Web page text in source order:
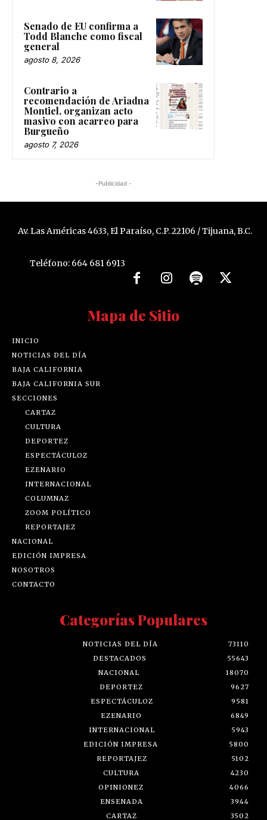
Senado de EU confirma a
Todd Blanche como fiscal
general
agosto 8, 2026
Contrario a
recomendación de Ariadna
Montiel, organizan acto
masivo con acarreo para
Burgueño
agosto 7, 2026
-Publicidad -
Av. Las Américas 4633, El Paraíso, C.P. 22106 / Tijuana, B.C.
Teléfono: 664 681 6913
Mapa de Sitio
INICIO
NOTICIAS DEL DÍA
BAJA CALIFORNIA
BAJA CALIFORNIA SUR
SECCIONES
CARTAZ
CULTURA
DEPORTEZ
ESPECTÁCULOZ
EZENARIO
INTERNACIONAL
COLUMNAZ
ZOOM POLÍTICO
REPORTAJEZ
NACIONAL
EDICIÓN IMPRESA
NOSOTROS
CONTACTO
Categorías Populares
NOTICIAS DEL DÍA
73110
DESTACADOS
55643
NACIONAL
18070
DEPORTEZ
9627
ESPECTÁCULOZ
9581
EZENARIO
6849
INTERNACIONAL
5943
EDICIÓN IMPRESA
5800
REPORTAJEZ
5102
CULTURA
4230
OPINIONEZ
4066
ENSENADA
3944
CARTAZ
3502